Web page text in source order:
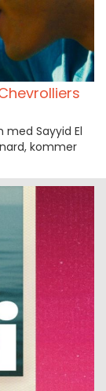
Sayyid El
kommer